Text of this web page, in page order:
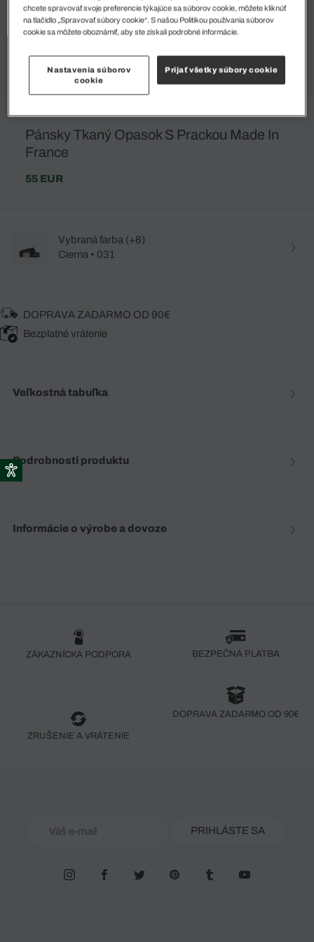
Pánsky Tkaný Opasok S Prackou Made In
France
55 EUR
Vybraná farba (+8)
Cierna • 031
DOPRAVA ZADARMO OD 90€
Bezplatné vrátenie
Veľkostná tabuľka
Podrobnosti produktu
Informácie o výrobe a dovoze
ZÁKAZNÍCKA PODPORA BEZPEČNÁ PLATBA
ZRUŠENIE A VRÁTENIE
DOPRAVA ZADARMO OD 90€
PRIHLÁSTE SA
chcete spravovať svoje preferencie týkajúce sa súborov cookie, môžete kliknúť
na tlačidlo „Spravovať súbory cookie“. S našou Politikou používania súborov
cookie sa môžete oboznámiť, aby ste získali podrobné informácie.
Nastavenia súborov
cookie
Prijať všetky súbory cookie